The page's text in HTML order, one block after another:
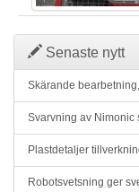
Senaste nytt
Skärande
Svarvning av Nimonic
Plastdetaljer
Robotsvetsning ger